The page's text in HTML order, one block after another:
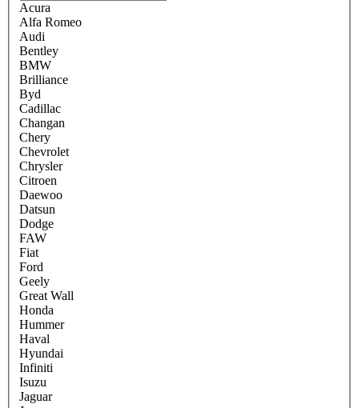
Acura
Alfa Romeo
Audi
Bentley
BMW
Brilliance
Byd
Cadillac
Changan
Chery
Chevrolet
Chrysler
Citroen
Daewoo
Datsun
Dodge
FAW
Fiat
Ford
Geely
Great Wall
Honda
Hummer
Haval
Hyundai
Infiniti
Isuzu
Jaguar